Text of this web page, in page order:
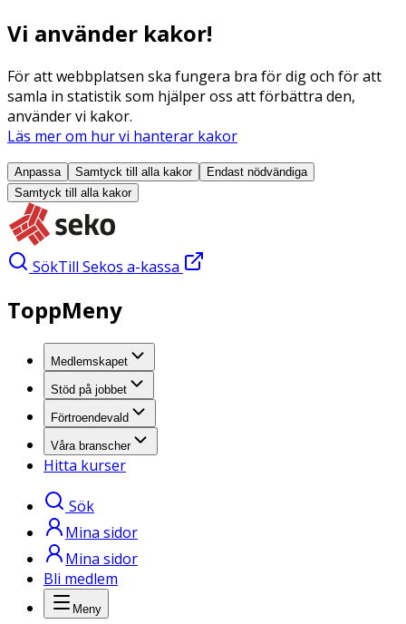
Vi använder kakor!
För att webbplatsen ska fungera bra för dig och för att
samla in statistik som hjälper oss att förbättra den,
använder vi kakor.
Läs mer om hur vi hanterar kakor
Anpassa Samtyck till alla kakor
Endast nödvändiga
Samtyck till alla kakor
SökTill Sekos a-kassa
ToppMeny
Medlemskapet
Stöd på jobbet
Förtroendevald
Våra branscher
Hitta kurser
Sök
Mina sidor
Mina sidor
Bli medlem
Meny